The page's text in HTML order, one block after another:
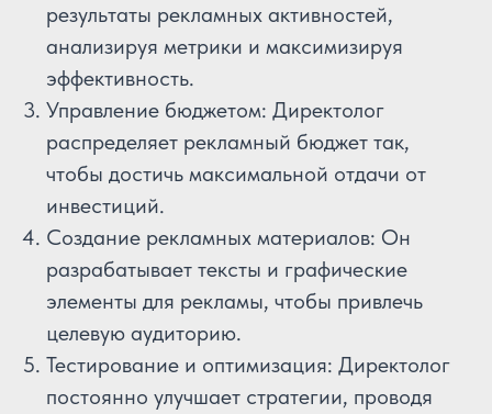
результаты рекламных активностей,
анализируя метрики и максимизируя
эффективность.
Управление бюджетом: Директолог
распределяет рекламный бюджет так,
чтобы достичь максимальной отдачи от
инвестиций.
Создание рекламных материалов: Он
разрабатывает тексты и графические
элементы для рекламы, чтобы привлечь
целевую аудиторию.
Тестирование и оптимизация: Директолог
постоянно улучшает стратегии, проводя